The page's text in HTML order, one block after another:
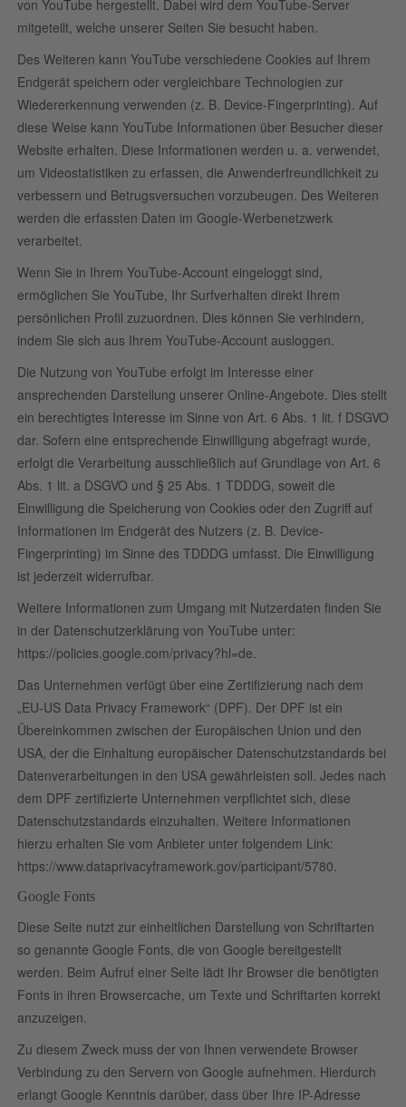
von YouTube hergestellt. Dabei wird dem YouTube-Server
mitgeteilt, welche unserer Seiten Sie besucht haben.
Des Weiteren kann YouTube verschiedene Cookies auf Ihrem
Endgerät speichern oder vergleichbare Technologien zur
Wiedererkennung verwenden (z. B. Device-Fingerprinting). Auf
diese Weise kann YouTube Informationen über Besucher dieser
Website erhalten. Diese Informationen werden u. a. verwendet,
um Videostatistiken zu erfassen, die Anwenderfreundlichkeit zu
verbessern und Betrugsversuchen vorzubeugen. Des Weiteren
werden die erfassten Daten im Google-Werbenetzwerk
verarbeitet.
Wenn Sie in Ihrem YouTube-Account eingeloggt sind,
ermöglichen Sie YouTube, Ihr Surfverhalten direkt Ihrem
persönlichen Profil zuzuordnen. Dies können Sie verhindern,
indem Sie sich aus Ihrem YouTube-Account ausloggen.
Die Nutzung von YouTube erfolgt im Interesse einer
ansprechenden Darstellung unserer Online-Angebote. Dies stellt
ein berechtigtes Interesse im Sinne von Art. 6 Abs. 1 lit. f DSGVO
dar. Sofern eine entsprechende Einwilligung abgefragt wurde,
erfolgt die Verarbeitung ausschließlich auf Grundlage von Art. 6
Abs. 1 lit. a DSGVO und § 25 Abs. 1 TDDDG, soweit die
Einwilligung die Speicherung von Cookies oder den Zugriff auf
Informationen im Endgerät des Nutzers (z. B. Device-
Fingerprinting) im Sinne des TDDDG umfasst. Die Einwilligung
ist jederzeit widerrufbar.
Weitere Informationen zum Umgang mit Nutzerdaten finden Sie
in der Datenschutzerklärung von YouTube unter:
https://policies.google.com/privacy?hl=de.
Das Unternehmen verfügt über eine Zertifizierung nach dem
„EU-US Data Privacy Framework“ (DPF). Der DPF ist ein
Übereinkommen zwischen der Europäischen Union und den
USA, der die Einhaltung europäischer Datenschutzstandards bei
Datenverarbeitungen in den USA gewährleisten soll. Jedes nach
dem DPF zertifizierte Unternehmen verpflichtet sich, diese
Datenschutzstandards einzuhalten. Weitere Informationen
hierzu erhalten Sie vom Anbieter unter folgendem Link:
https://www.dataprivacyframework.gov/participant/5780.
Google Fonts
Diese Seite nutzt zur einheitlichen Darstellung von Schriftarten
so genannte Google Fonts, die von Google bereitgestellt
werden. Beim Aufruf einer Seite lädt Ihr Browser die benötigten
Fonts in ihren Browsercache, um Texte und Schriftarten korrekt
anzuzeigen.
Zu diesem Zweck muss der von Ihnen verwendete Browser
Verbindung zu den Servern von Google aufnehmen. Hierdurch
erlangt Google Kenntnis darüber, dass über Ihre IP-Adresse